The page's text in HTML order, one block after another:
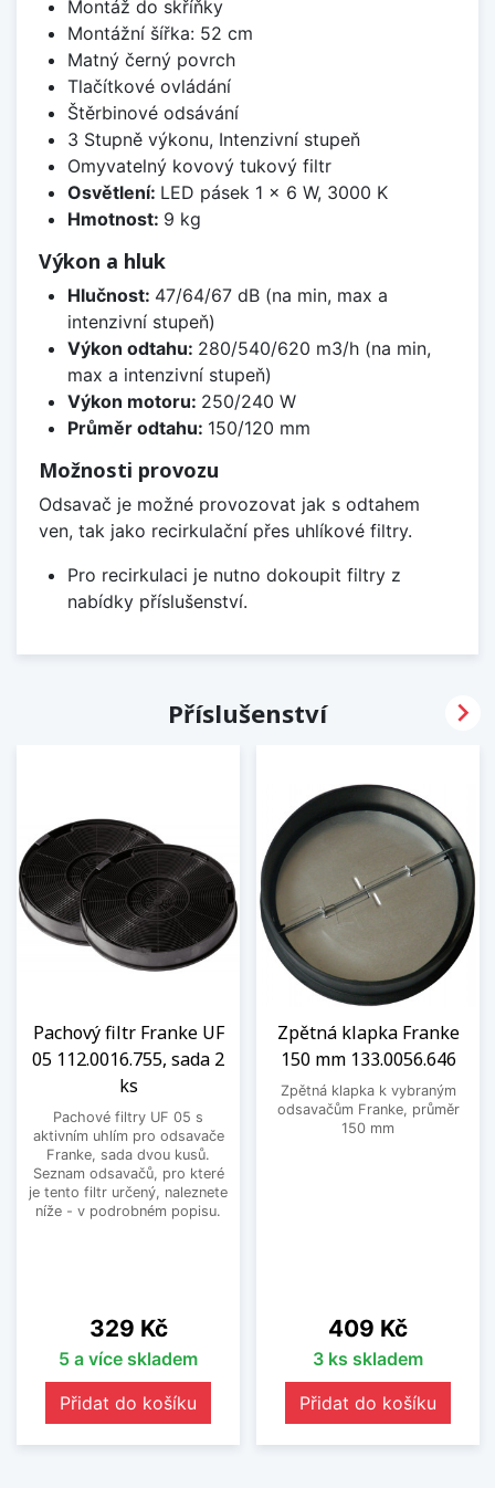
Montáž do skříňky
Montážní šířka: 52 cm
Matný černý povrch
Tlačítkové ovládání
Štěrbinové odsávání
3 Stupně výkonu, Intenzivní stupeň
Omyvatelný kovový tukový filtr
Osvětlení: LED pásek 1 × 6 W, 3000 K
Hmotnost: 9 kg
Výkon a hluk
Hlučnost: 47/64/67 dB (na min, max a
intenzivní stupeň)
Výkon odtahu: 280/540/620 m3/h (na min,
max a intenzivní stupeň)
Výkon motoru: 250/240 W
Průměr odtahu: 150/120 mm
Možnosti provozu
Odsavač je možné provozovat jak s odtahem
ven, tak jako recirkulační přes uhlíkové filtry.
Pro recirkulaci je nutno dokoupit filtry z
nabídky příslušenství.
Příslušenství
Pachový filtr Franke UF
05 112.0016.755, sada 2
ks
Pachové filtry UF 05 s
aktivním uhlím pro odsavače
Franke, sada dvou kusů.
Seznam odsavačů, pro které
je tento filtr určený, naleznete
níže - v podrobném popisu.
Cena
329 Kč
5 a více skladem
Přidat do košíku
Zpětná klapka Franke
150 mm 133.0056.646
Zpětná klapka k vybraným
odsavačům Franke, průměr
150 mm
Cena
409 Kč
3 ks skladem
Přidat do košíku
